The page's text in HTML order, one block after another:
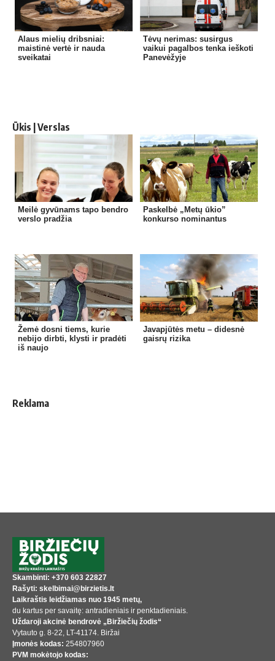
Alaus mielių dribsniai:
maistinė vertė ir nauda
sveikatai
Tėvų nerimas: susirgus
vaikui pagalbos tenka ieškoti
Panevėžyje
Ūkis | Verslas
Meilė gyvūnams tapo bendro
verslo pradžia
Paskelbė „Metų ūkio”
konkurso nominantus
Žemė dosni tiems, kurie
nebijo dirbti, klysti ir pradėti
iš naujo
Javapjūtės metu – didesnė
gaisrų rizika
Reklama
Skambinti: +370 603 22827
Rašyti: skelbimai@birzietis.lt
Laikraštis leidžiamas nuo 1945 metų,
du kartus per savaitę: antradieniais ir penktadieniais.
Uždaroji akcinė bendrovė „Biržiečių žodis“
Vytauto g. 8-22, LT-41174. Biržai
Įmonės kodas: 254807960
PVM mokėtojo kodas: